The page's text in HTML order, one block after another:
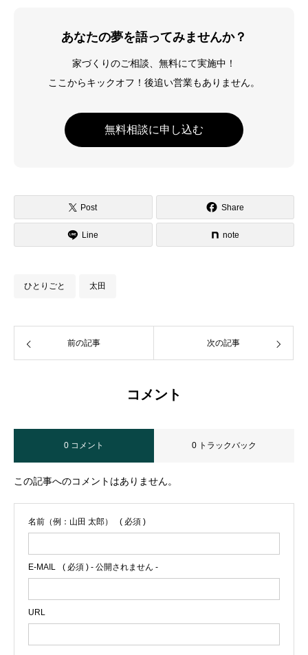
あなたの夢を語ってみませんか？
家づくりのご相談、無料にて実施中！
ここからキックオフ！後追い営業もありません。
無料相談に申し込む
Post Share
Line note
ひとりごと 太田
前の記事 次の記事
コメント
0 コメント 0 トラックバック
この記事へのコメントはありません。
名前（例：山田 太郎） ( 必須 )
E-MAIL ( 必須 ) - 公開されません -
URL